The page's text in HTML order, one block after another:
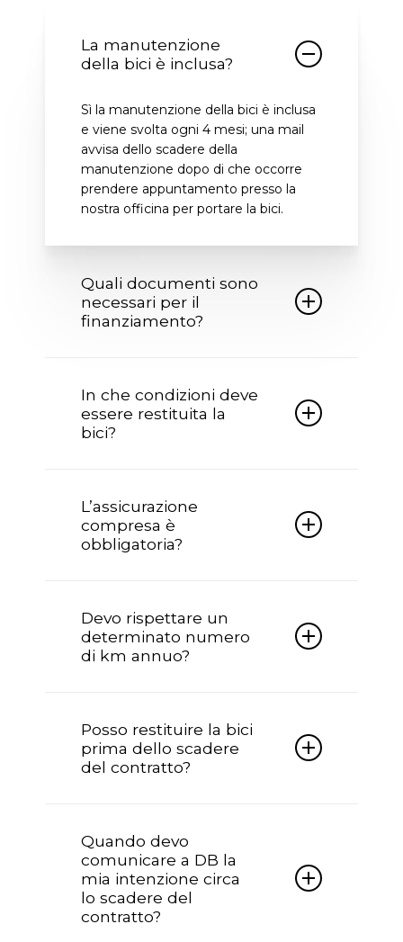
La manutenzione
della bici è inclusa?
Sì la manutenzione della bici è inclusa
e viene svolta ogni 4 mesi; una mail
avvisa dello scadere della
manutenzione dopo di che occorre
prendere appuntamento presso la
nostra officina per portare la bici.
Quali documenti sono
necessari per il
finanziamento?
occorre essere in possesso della carta
identità non scaduta, codice fiscale,
IBAN del proprio conto corrente e per
In che condizioni deve
essere restituita la
bici?
restituita in buone condizioni, con le
manutenzione programmate
eseguite insieme alla
documentazione e accessori originali.
L’assicurazione
compresa è
obbligatoria?
viene interamente omaggiata da
Doctorbike per tutta la durata del
contratto.
Devo rispettare un
determinato numero
di km annuo?
rispettare.
Posso restituire la bici
prima dello scadere
del contratto?
prima della scadenza per seri motivi,
tramite forma scritta; in questo caso si
chiederà alla finanziaria il riconteggio
dell’importo a saldo.
Quando devo
comunicare a DB la
mia intenzione circa
lo scadere del
contratto?